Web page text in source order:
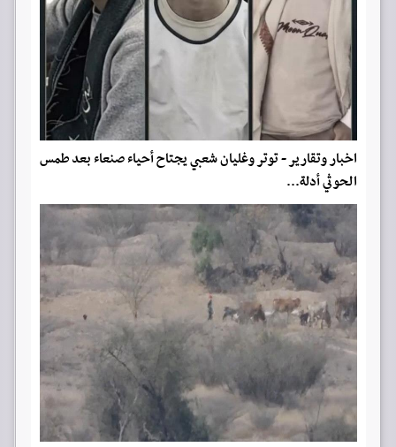
اخبار وتقارير - توتر وغليان شعبي يجتاح أحياء صنعاء بعد طمس
الحوثي أدلة...